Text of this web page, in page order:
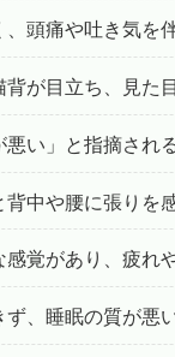
頭痛や吐き気を
が目立ち、見た
い」と指摘され
中や腰に張りを
覚があり、疲れ
ず、睡眠の質が悪